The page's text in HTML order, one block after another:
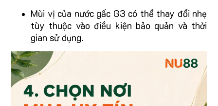
Mùi vị của nước gấc G3 có thể thay đổi nhẹ
tùy thuộc vào điều kiện bảo quản và thời
gian sử dụng.